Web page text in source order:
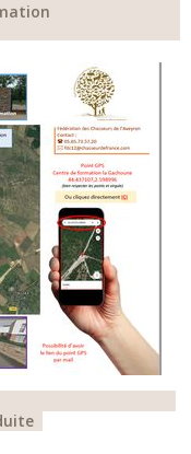
formation
de formation